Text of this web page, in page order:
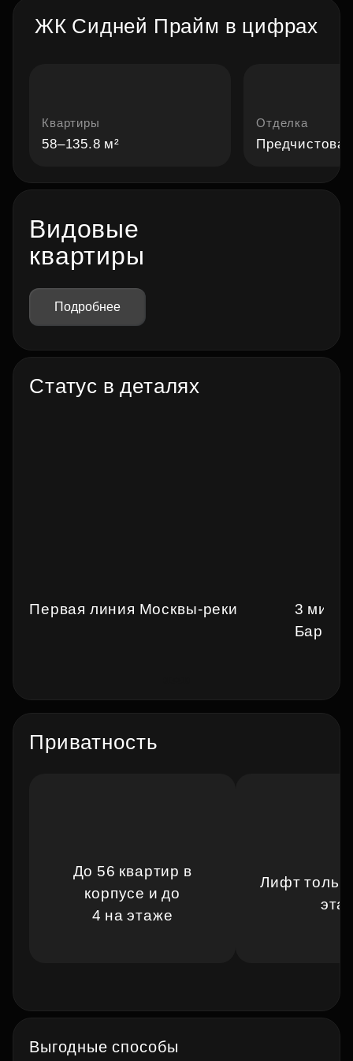
ЖК Сидней Прайм в цифрах
Квартиры
58–135.8 м²
Отделка
Предчистовая
Видовые
квартиры
Подробнее
Статус в деталях
Первая линия Москвы-реки
3
Приватность
До 56 квартир в
корпусе и до
4 на этаже
Лифт
Выгодные способы